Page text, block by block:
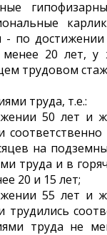
- по
20 лет,
трудовом
труда, т.е.:
50 лет и
на
труда и в
20 и 15 лет;
55 лет и
труда не